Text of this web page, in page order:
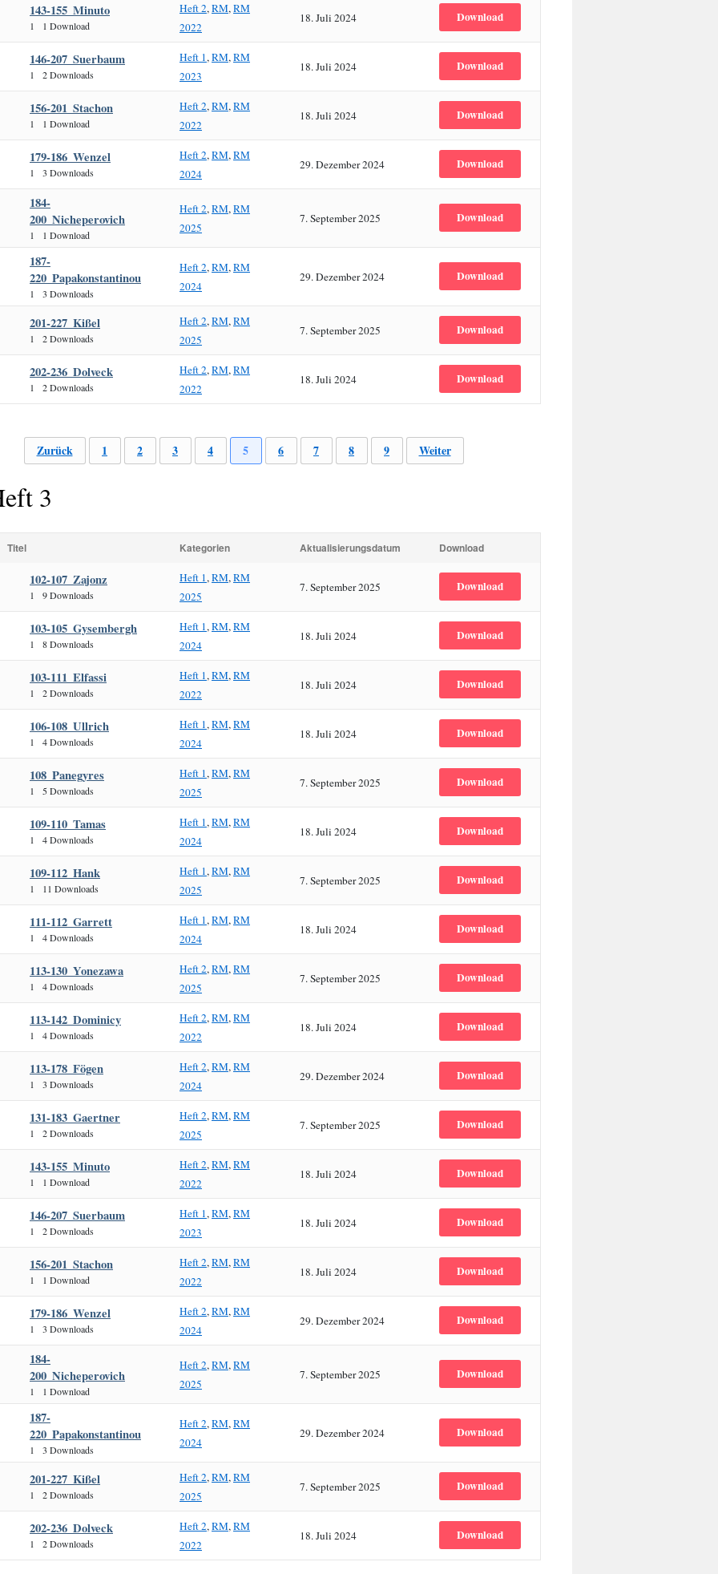
143-155_Minuto
1 1 Download
Heft 2,RM,RM
2022
18. Juli 2024 Download
146-207_Suerbaum
1 2 Downloads
Heft 1,RM,RM
2023
18. Juli 2024 Download
156-201_Stachon
1 1 Download
Heft 2,RM,RM
2022
18. Juli 2024 Download
179-186_Wenzel
1 3 Downloads
Heft 2,RM,RM
2024
29. Dezember 2024 Download
184-
200_Nicheperovich
1 1 Download
Heft 2,RM,RM
2025
7. September 2025 Download
187-
220_Papakonstantinou
1 3 Downloads
Heft 2,RM,RM
2024
29. Dezember 2024 Download
201-227_Kißel
1 2 Downloads
Heft 2,RM,RM
2025
7. September 2025 Download
202-236_Dolveck
1 2 Downloads
Heft 2,RM,RM
2022
18. Juli 2024 Download
Zurück 1 2 3 4 5 6 7 8 9 Weiter
3
Titel Kategorien Aktualisierungsdatum Download
102-107_Zajonz
1 9 Downloads
Heft 1,RM,RM
2025
7. September 2025 Download
103-105_Gysembergh
1 8 Downloads
Heft 1,RM,RM
2024
18. Juli 2024 Download
103-111_Elfassi
1 2 Downloads
Heft 1,RM,RM
2022
18. Juli 2024 Download
106-108_Ullrich
1 4 Downloads
Heft 1,RM,RM
2024
18. Juli 2024 Download
108_Panegyres
1 5 Downloads
Heft 1,RM,RM
2025
7. September 2025 Download
109-110_Tamas
1 4 Downloads
Heft 1,RM,RM
2024
18. Juli 2024 Download
109-112_Hank
1 11 Downloads
Heft 1,RM,RM
2025
7. September 2025 Download
111-112_Garrett
1 4 Downloads
Heft 1,RM,RM
2024
18. Juli 2024 Download
113-130_Yonezawa
1 4 Downloads
Heft 2,RM,RM
2025
7. September 2025 Download
113-142_Dominicy
1 4 Downloads
Heft 2,RM,RM
2022
18. Juli 2024 Download
113-178_Fögen
1 3 Downloads
Heft 2,RM,RM
2024
29. Dezember 2024 Download
131-183_Gaertner
1 2 Downloads
Heft 2,RM,RM
2025
7. September 2025 Download
143-155_Minuto
1 1 Download
Heft 2,RM,RM
2022
18. Juli 2024 Download
146-207_Suerbaum
1 2 Downloads
Heft 1,RM,RM
2023
18. Juli 2024 Download
156-201_Stachon
1 1 Download
Heft 2,RM,RM
2022
18. Juli 2024 Download
179-186_Wenzel
1 3 Downloads
Heft 2,RM,RM
2024
29. Dezember 2024 Download
184-
200_Nicheperovich
1 1 Download
Heft 2,RM,RM
2025
7. September 2025 Download
187-
220_Papakonstantinou
1 3 Downloads
Heft 2,RM,RM
2024
29. Dezember 2024 Download
201-227_Kißel
1 2 Downloads
Heft 2,RM,RM
2025
7. September 2025 Download
202-236_Dolveck
1 2 Downloads
Heft 2,RM,RM
2022
18. Juli 2024 Download